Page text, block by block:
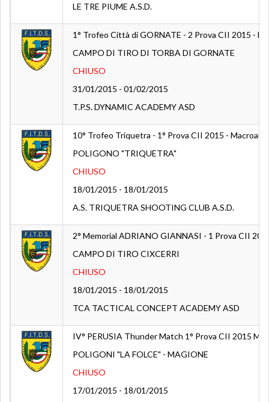
LE TRE PIUME A.S.D.
1° Trofeo Città di GORNATE - 2 Prova CII 2015 -
CAMPO DI TIRO DI TORBA DI GORNATE
CHIUSO
31/01/2015 - 01/02/2015
T.P.S. DYNAMIC ACADEMY ASD
10° Trofeo Triquetra - 1° Prova CII 2015 -
POLIGONO "TRIQUETRA"
CHIUSO
18/01/2015 - 18/01/2015
A.S. TRIQUETRA SHOOTING CLUB A.S.D.
2° Memorial ADRIANO GIANNASI - 1 Prova CII
CAMPO DI TIRO CIXCERRI
CHIUSO
18/01/2015 - 18/01/2015
TCA TACTICAL CONCEPT ACADEMY ASD
IV° PERUSIA Thunder Match 1° Prova CII 2015
POLIGONI "LA FOLCE" - MAGIONE
CHIUSO
17/01/2015 - 18/01/2015